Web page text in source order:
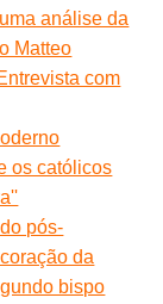
análise da
Matteo
com
os católicos
pós-
da
bispo